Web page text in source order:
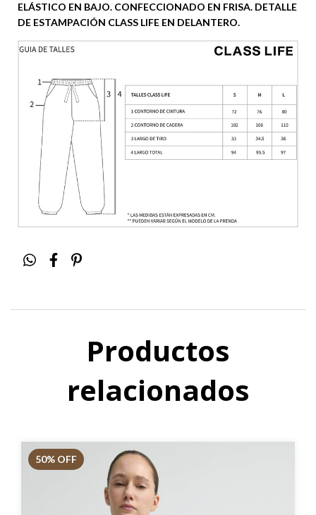
ELÁSTICO EN BAJO. CONFECCIONADO EN FRISA. DETALLE
DE ESTAMPACIÓN CLASS LIFE EN DELANTERO.
Productos
relacionados
50% OFF